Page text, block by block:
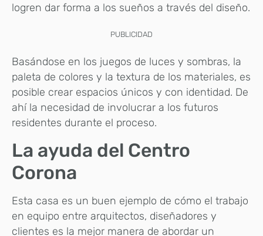
logren dar forma a los sueños a través del diseño.
PUBLICIDAD
Basándose en los juegos de luces y sombras, la
paleta de colores y la textura de los materiales, es
posible crear espacios únicos y con identidad. De
ahí la necesidad de involucrar a los futuros
residentes durante el proceso.
La ayuda del Centro
Corona
Esta casa es un buen ejemplo de cómo el trabajo
en equipo entre arquitectos, diseñadores y
clientes es la mejor manera de abordar un